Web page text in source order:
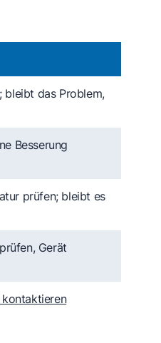
bleibt das Problem,
Besserung
prüfen; bleibt es
Gerät